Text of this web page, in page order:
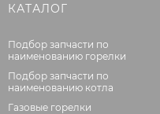
КАТАЛОГ
Подбор запчасти по
наименованию горелки
Подбор запчасти по
наименованию котла
Газовые горелки